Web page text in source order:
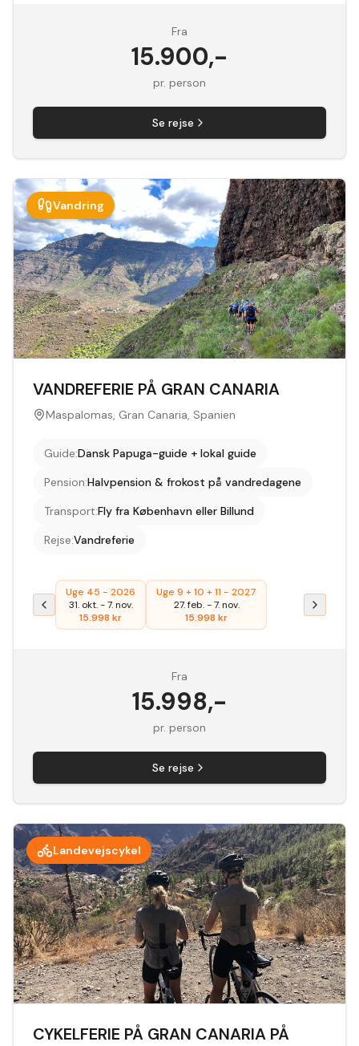
Fra
15.900,-
pr. person
Se rejse
Vandring
VANDREFERIE PÅ GRAN CANARIA
Maspalomas, Gran Canaria, Spanien
Guide:Dansk Papuga-guide + lokal guide
Pension:Halvpension & frokost på vandredagene
Transport:Fly fra København eller Billund
Rejse:Vandreferie
Uge 45 - 2026
31. okt.-7. nov.
15.998 kr
Uge 9 + 10 + 11 - 2027
27. feb.-7. nov.
15.998 kr
Fra
15.998,-
pr. person
Se rejse
Landevejscykel
CYKELFERIE PÅ GRAN CANARIA PÅ